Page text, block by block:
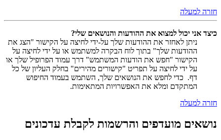
חזרה למעלה
כיצד אני יכול למצוא את ההודעות והנושאים שלי?
ניתן לאחזר את ההודעות שלך על-ידי לחיצה על הקישור "הצג את
ההודעות שלך" בתוך לוח הבקרה למשתמש או על ידי לחיצה על
הקישור "חפש את הודעות המשתמש" דרך עמוד הפרופיל שלך או
על ידי לחיצה על תפריט "קישורים מהירים" בחלק העליון של כל
דף. כדי לחפש את הנושאים שלך, השתמש בעמוד החיפוש
המתקדם ומלא את האפשרויות המתאימות.
חזרה למעלה
נושאים מועדפים והרשמות לקבלת עדכונים